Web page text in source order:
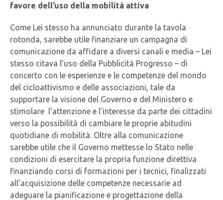
favore dell’uso della mobilità attiva
Come Lei stesso ha annunciato durante la tavola
rotonda, sarebbe utile finanziare un campagna di
comunicazione da affidare a diversi canali e media – Lei
stesso citava l’uso della Pubblicità Progresso – di
concerto con le esperienze e le competenze del mondo
del cicloattivismo e delle associazioni, tale da
supportare la visione del Governo e del Ministero e
stimolare l’attenzione e l’interesse da parte dei cittadini
verso la possibilità di cambiare le proprie abitudini
quotidiane di mobilità. Oltre alla comunicazione
sarebbe utile che il Governo mettesse lo Stato nelle
condizioni di esercitare la propria funzione direttiva
finanziando corsi di formazioni per i tecnici, finalizzati
all’acquisizione delle competenze necessarie ad
adeguare la pianificazione e progettazione della